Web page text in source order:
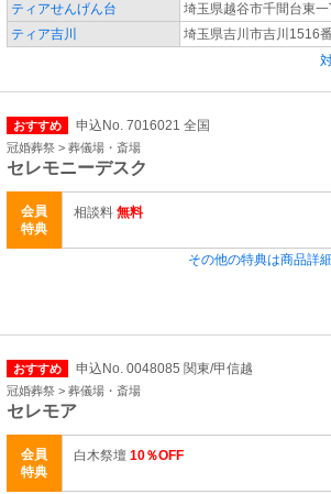
ティアせんげん台
埼玉県越谷市千間台東
ティア吉川
埼玉県吉川市吉川1516
おすすめ 申込No. 7016021 全国
冠婚葬祭 > 葬儀場・斎場
セレモニーデスク
会員
特典
相談料 無料
その他の特典は商品詳
おすすめ 申込No. 0048085 関東/甲信越
冠婚葬祭 > 葬儀場・斎場
セレモア
会員
特典
白木祭壇 10％OFF